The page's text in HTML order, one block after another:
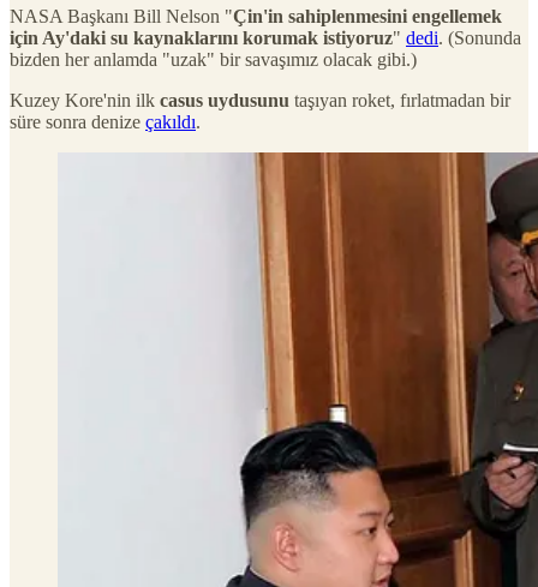
NASA Başkanı Bill Nelson "Çin'in sahiplenmesini engellemek
için Ay'daki su kaynaklarını korumak istiyoruz" dedi. (Sonunda
bizden her anlamda "uzak" bir savaşımız olacak gibi.)
Kuzey Kore'nin ilk casus uydusunu taşıyan roket, fırlatmadan bir
süre sonra denize çakıldı.